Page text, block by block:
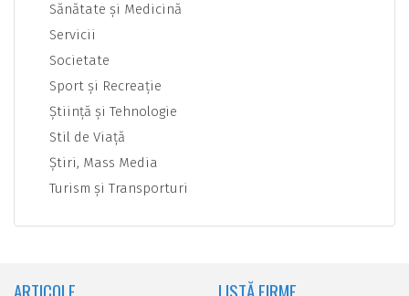
Sănătate şi Medicină
Servicii
Societate
Sport şi Recreaţie
Ştiinţă şi Tehnologie
Stil de Viaţă
Ştiri, Mass Media
Turism şi Transporturi
ARTICOLE LISTĂ FIRME